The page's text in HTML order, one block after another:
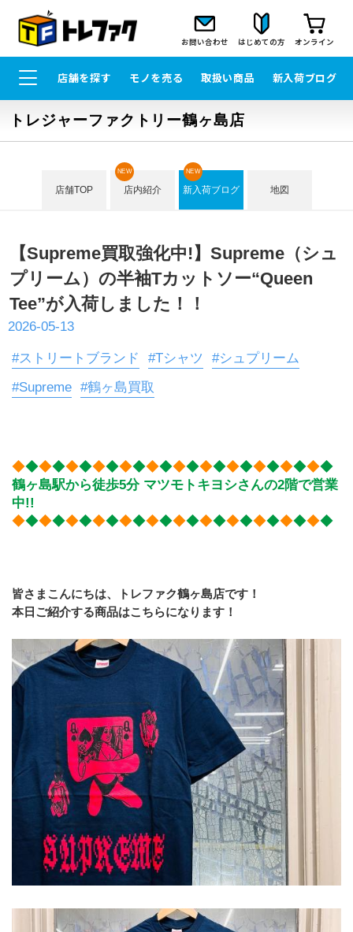
お問い合わせ はじめての方 オンライン
店舗を探す モノを売る 取扱い商品 新入荷ブログ
トレジャーファクトリー鶴ヶ島店
店舗TOP 店内紹介
NEW
新入荷ブログ
NEW
地図
【Supreme買取強化中!】Supreme（シュ
プリーム）の半袖Tカットソー“Queen
Tee”が入荷しました！！
2026-05-13
#ストリートブランド #Tシャツ
#シュプリーム
#Supreme #鶴ヶ島買取
◆◆◆◆◆◆◆◆◆◆◆◆◆◆◆◆◆◆◆◆◆◆◆◆
鶴ヶ島駅から徒歩5分 マツモトキヨシさんの2階で営業
中!!
◆◆◆◆◆◆◆◆◆◆◆◆◆◆◆◆◆◆◆◆◆◆◆◆
皆さまこんにちは、トレファク鶴ヶ島店です！
本日ご紹介する商品はこちらになります！